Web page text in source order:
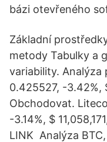
bázi otevřeného
Základní
metody Tabulky a
variability. Analýza
0.425527, -3.42%,
Obchodovat.
-3.14%, $
LINK Analýza BTC,